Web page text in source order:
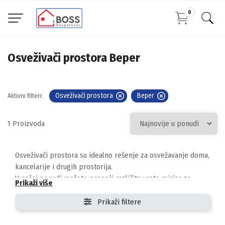
0
Osveživači prostora Beper
Aktivni filteri: Osveživači prostora Beper
1
Osveživači prostora su idealno rešenje za osvežavanje doma,
kancelarije i drugih prostorija.
U našoj ponudi možete pronaći različite vrste mirisa za
mirisnih difuzera i osveživača za prostorije koji pružaju
dugotrajan i prijatan miris.
Prikaži više
Prikaži filtere